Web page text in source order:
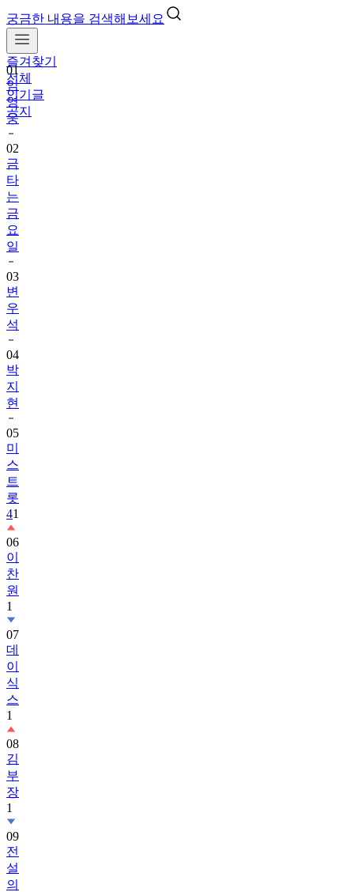
궁금한 내용을 검색해보세요
즐겨찾기
전체
인기글
공지
01
임
영
웅
02
금
타
는
금
요
일
03
변
우
석
04
박
지
현
05
미
스
트
롯
41
06
이
찬
원
1
07
데
이
식
스
1
08
김
부
장
1
09
전
설
의